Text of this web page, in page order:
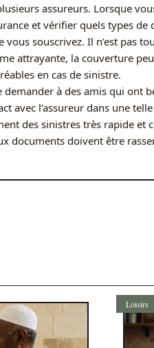
assureurs. Lorsque
et vérifier quels types
souscrivez. Il n’est pas
attrayante, la couverture
en cas de sinistre.
à des amis qui ont
avec l’assureur dans une
des sinistres très rapide et
documents doivent être
Loisirs